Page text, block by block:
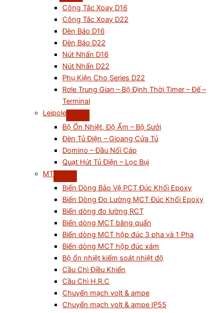
Công Tắc Xoay D16
Công Tắc Xoay D22
Đèn Báo D16
Đèn Báo D22
Nút Nhấn D16
Nút Nhấn D22
Phụ Kiện Cho Series D22
Rơle Trung Gian – Bộ Định Thời Timer – Đế –
Terminal
Leipole
Bộ Ổn Nhiệt, Độ Ẩm – Bộ Sưởi
Đèn Tủ Điện – Gioang Cửa Tủ
Domino – Đầu Nối Cáp
Quạt Hút Tủ Điện – Lọc Bụi
MT
Biến Dòng Bảo Vệ PCT Đúc Khối Epoxy
Biến Dòng Đo Lường MCT Đúc Khối Epoxy
Biến dòng đo lường RCT
Biến dòng MCT băng quấn
Biến dòng MCT hộp đúc 3 pha và 1 Pha
Biến dòng MCT hộp đúc xám
Bộ ổn nhiệt kiểm soát nhiệt độ
Cầu Chì Điều Khiển
Cầu Chì H.R.C
Chuyển mạch volt & ampe
Chuyển mạch volt & ampe IP55